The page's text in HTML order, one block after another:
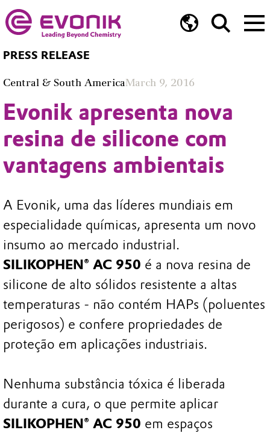
PRESS RELEASE
Central & South AmericaMarch 9, 2016
Evonik apresenta nova
resina de silicone com
vantagens ambientais
A Evonik, uma das líderes mundiais em
especialidade químicas, apresenta um novo
insumo ao mercado industrial.
SILIKOPHEN® AC 950 é a nova resina de
silicone de alto sólidos resistente a altas
temperaturas - não contém HAPs (poluentes
perigosos) e confere propriedades de
proteção em aplicações industriais.
Nenhuma substância tóxica é liberada
durante a cura, o que permite aplicar
SILIKOPHEN® AC 950 em espaços